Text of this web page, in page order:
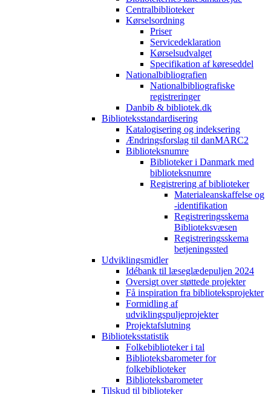
Centralbiblioteker
Kørselsordning
Priser
Servicedeklaration
Kørselsudvalget
Specifikation af køreseddel
Nationalbibliografien
Nationalbibliografiske
registreringer
Danbib & bibliotek.dk
Biblioteksstandardisering
Katalogisering og indeksering
Ændringsforslag til danMARC2
Biblioteksnumre
Biblioteker i Danmark med
biblioteksnumre
Registrering af biblioteker
Materialeanskaffelse og
-identifikation
Registreringsskema
Biblioteksvæsen
Registreringsskema
betjeningssted
Udviklingsmidler
Idébank til læseglædepuljen 2024
Oversigt over støttede projekter
Få inspiration fra biblioteksprojekter
Formidling af
udviklingspuljeprojekter
Projektafslutning
Biblioteksstatistik
Folkebiblioteker i tal
Biblioteksbarometer for
folkebiblioteker
Biblioteksbarometer
Tilskud til biblioteker